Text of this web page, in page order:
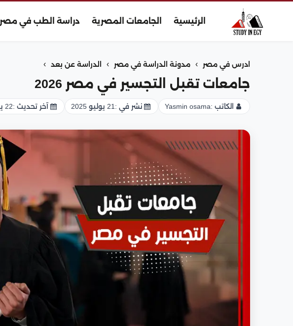
الرئيسية الجامعات المصرية دراسة الطب في مصر
ادرس في مصر › مدونة الدراسة في مصر › الدراسة عن بعد ›
جامعات تقبل التجسير في مصر 2026
الكاتب :Yasmin osama نشر في : 21 يوليو 2025 آخر تحديث :22 يوليو 2025